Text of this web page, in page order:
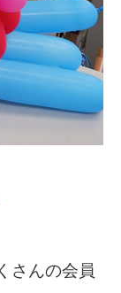
さんの会員